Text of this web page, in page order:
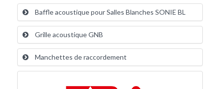
Baffle acoustique pour Salles Blanches SONIE BL
Grille acoustique GNB
Manchettes de raccordement